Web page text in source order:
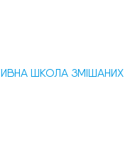
ШКОЛА ЗМІШАНИХ